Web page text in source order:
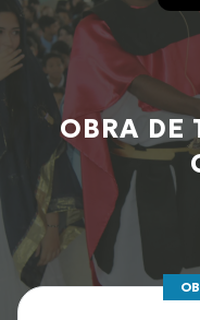
OBRA DE